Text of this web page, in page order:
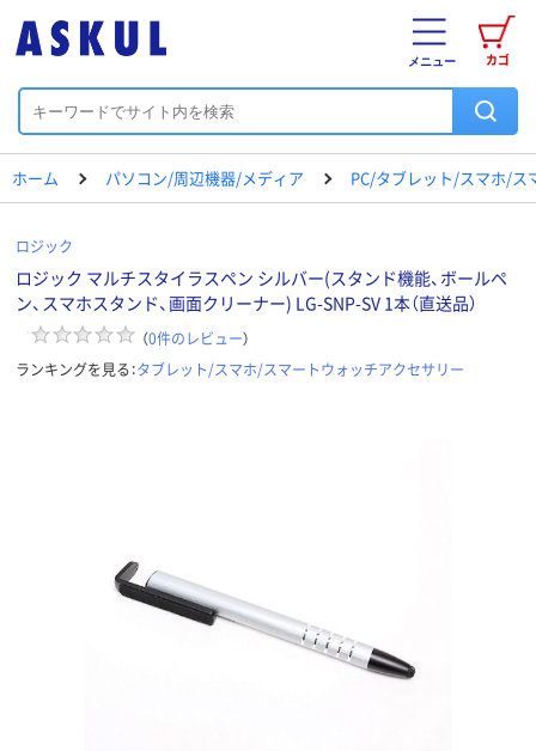
カゴ
メニュー
ホーム パソコン/周辺機器/メディア PC/タブレット/スマホ/ス
ロジック
ロジック マルチスタイラスペン シルバー(スタンド機能、ボールペ
ン、スマホスタンド、画面クリーナー) LG-SNP-SV 1本（直送品）
（0件のレビュー）
ランキングを見る：タブレット/スマホ/スマートウォッチアクセサリー